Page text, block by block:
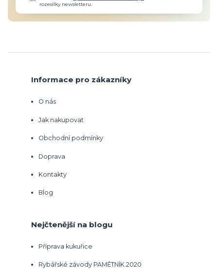
rozesílky newsletteru.
Informace pro zákazníky
O nás
Jak nakupovat
Obchodní podmínky
Doprava
Kontakty
Blog
Nejčtenější na blogu
Příprava kukuřice
Rybářské závody PAMĚTNÍK 2020